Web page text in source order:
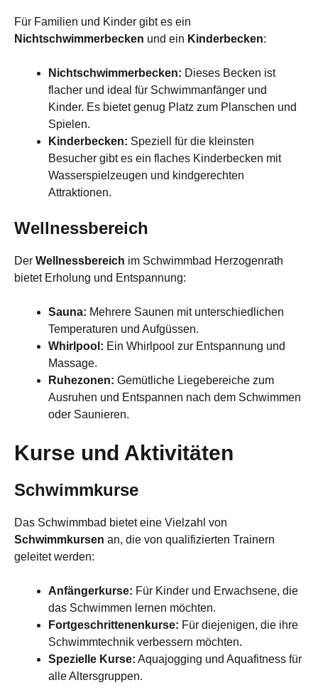
Für Familien und Kinder gibt es ein
Nichtschwimmerbecken und ein Kinderbecken:
Nichtschwimmerbecken: Dieses Becken ist
flacher und ideal für Schwimmanfänger und
Kinder. Es bietet genug Platz zum Planschen und
Spielen.
Kinderbecken: Speziell für die kleinsten
Besucher gibt es ein flaches Kinderbecken mit
Wasserspielzeugen und kindgerechten
Attraktionen.
Wellnessbereich
Der Wellnessbereich im Schwimmbad Herzogenrath
bietet Erholung und Entspannung:
Sauna: Mehrere Saunen mit unterschiedlichen
Temperaturen und Aufgüssen.
Whirlpool: Ein Whirlpool zur Entspannung und
Massage.
Ruhezonen: Gemütliche Liegebereiche zum
Ausruhen und Entspannen nach dem Schwimmen
oder Saunieren.
Kurse und Aktivitäten
Schwimmkurse
Das Schwimmbad bietet eine Vielzahl von
Schwimmkursen an, die von qualifizierten Trainern
geleitet werden:
Anfängerkurse: Für Kinder und Erwachsene, die
das Schwimmen lernen möchten.
Fortgeschrittenenkurse: Für diejenigen, die ihre
Schwimmtechnik verbessern möchten.
Spezielle Kurse: Aquajogging und Aquafitness für
alle Altersgruppen.